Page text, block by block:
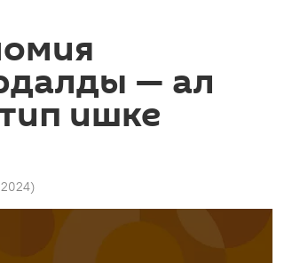
— ал
ишке
)